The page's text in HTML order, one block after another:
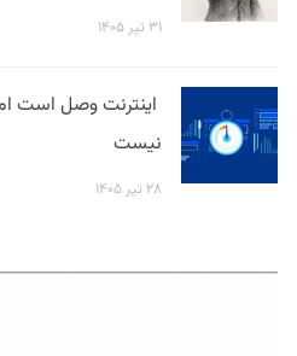
۳۱ تیر ۱۴۰۵
اینترنت وصل است
نیست
۲۸ تیر ۱۴۰۵